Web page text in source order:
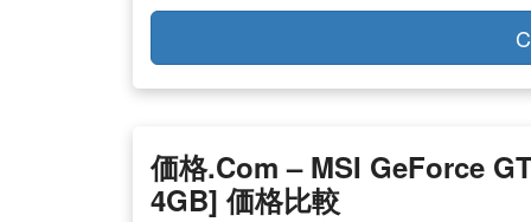
価格.com – MSI GeForce
4GB] 価格比較